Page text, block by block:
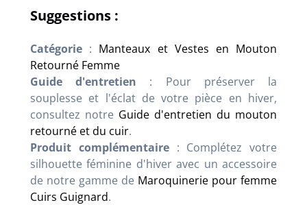
Suggestions :
Catégorie : Manteaux et Vestes en Mouton
Retourné Femme
Guide d'entretien : Pour préserver la
souplesse et l'éclat de votre pièce en hiver,
consultez notre Guide d'entretien du mouton
retourné et du cuir.
Produit complémentaire: Complétez votre
silhouette féminine d'hiver avec un accessoire
de notre gamme de Maroquinerie pour femme
Cuirs Guignard.